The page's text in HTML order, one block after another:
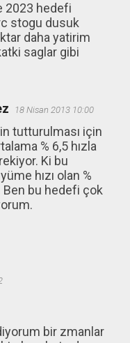
2023 hedefi
stogu dusuk
daha yatirim
saglar gibi
18 Nisan 2013 10:00
tutturulması için
% 6,5 hızla
Ki bu
hızı olan %
bu hedefi çok
bir zmanlar